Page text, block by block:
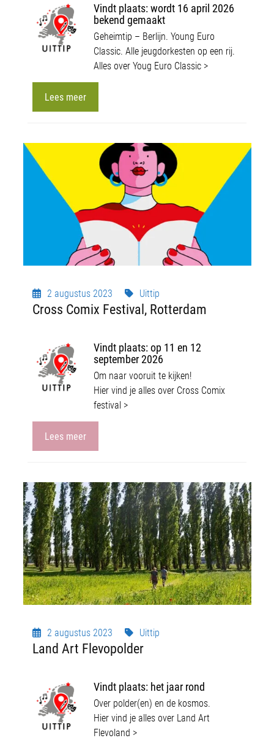
Vindt plaats: wordt 16 april 2026
bekend gemaakt
Geheimtip – Berlijn. Young Euro
Classic. Alle jeugdorkesten op een rij.
Alles over Youg Euro Classic >
Lees meer
2 augustus 2023 Uittip
Cross Comix Festival, Rotterdam
Vindt plaats: op 11 en 12
september 2026
Om naar vooruit te kijken!
Hier vind je alles over Cross Comix
festival >
Lees meer
2 augustus 2023 Uittip
Land Art Flevopolder
Vindt plaats: het jaar rond
Over polder(en) en de kosmos.
Hier vind je alles over Land Art
Flevoland >